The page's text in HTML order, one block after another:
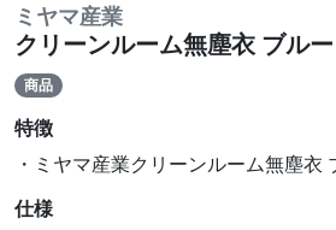
ミヤマ産業
クリーンルーム無塵衣 ブル
商品
特徴
・ミヤマ産業クリーンルーム無塵衣
仕様